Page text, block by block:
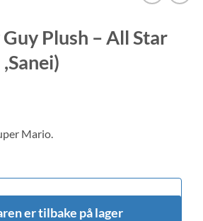
Plush – All Star
Mario.
er tilbake på lager